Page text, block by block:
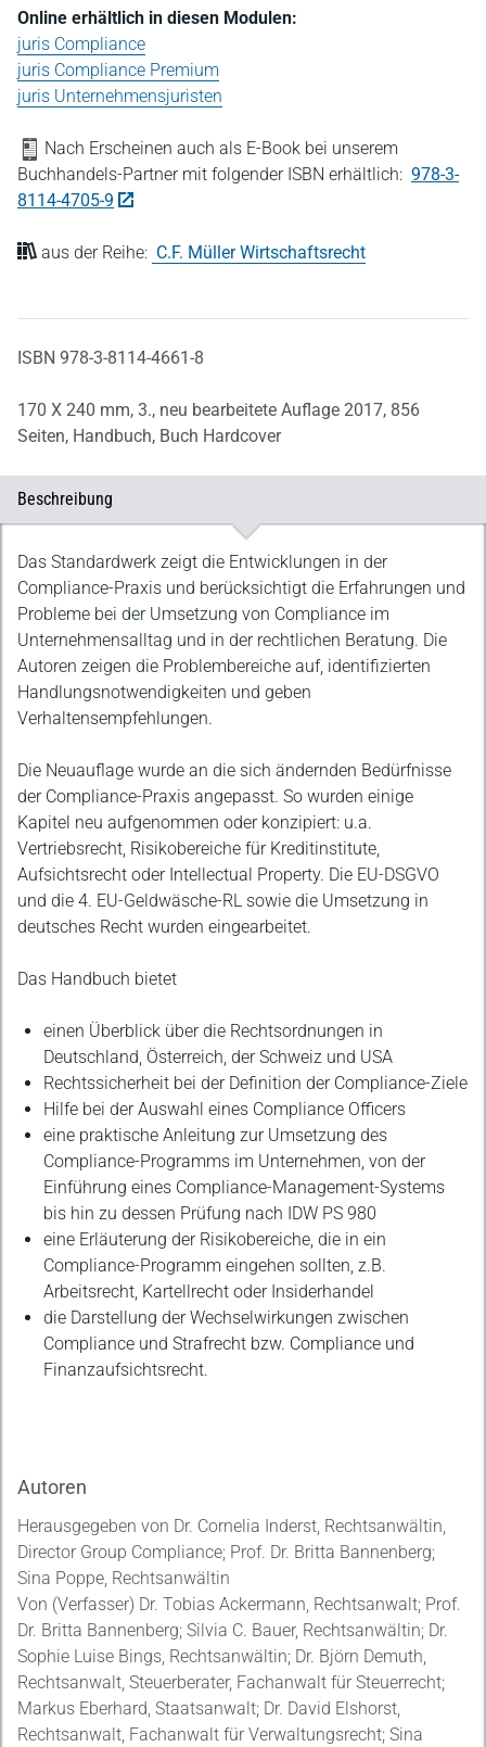
Online erhältlich in diesen Modulen:
juris Compliance
juris Compliance Premium
juris Unternehmensjuristen
Nach Erscheinen auch als E-Book bei unserem
Buchhandels-Partner mit folgender ISBN erhältlich: 978-3-
8114-4705-9
aus der Reihe: C.F. Müller Wirtschaftsrecht
ISBN 978-3-8114-4661-8
170 X 240 mm, 3., neu bearbeitete Auflage 2017, 856
Seiten, Handbuch, Buch Hardcover
Beschreibung
Beschreibung
Das Standardwerk zeigt die Entwicklungen in der
Compliance-Praxis und berücksichtigt die Erfahrungen und
Probleme bei der Umsetzung von Compliance im
Unternehmensalltag und in der rechtlichen Beratung. Die
Autoren zeigen die Problembereiche auf, identifizierten
Handlungsnotwendigkeiten und geben
Verhaltensempfehlungen.
Die Neuauflage wurde an die sich ändernden Bedürfnisse
der Compliance-Praxis angepasst. So wurden einige
Kapitel neu aufgenommen oder konzipiert: u.a.
Vertriebsrecht, Risikobereiche für Kreditinstitute,
Aufsichtsrecht oder Intellectual Property. Die EU-DSGVO
und die 4. EU-Geldwäsche-RL sowie die Umsetzung in
deutsches Recht wurden eingearbeitet.
Das Handbuch bietet
einen Überblick über die Rechtsordnungen in
Deutschland, Österreich, der Schweiz und USA
Rechtssicherheit bei der Definition der Compliance-Ziele
Hilfe bei der Auswahl eines Compliance Officers
eine praktische Anleitung zur Umsetzung des
Compliance-Programms im Unternehmen, von der
Einführung eines Compliance-Management-Systems
bis hin zu dessen Prüfung nach IDW PS 980
eine Erläuterung der Risikobereiche, die in ein
Compliance-Programm eingehen sollten, z.B.
Arbeitsrecht, Kartellrecht oder Insiderhandel
die Darstellung der Wechselwirkungen zwischen
Compliance und Strafrecht bzw. Compliance und
Finanzaufsichtsrecht.
Autoren
Herausgegeben von Dr. Cornelia Inderst, Rechtsanwältin,
Director Group Compliance; Prof. Dr. Britta Bannenberg;
Sina Poppe, Rechtsanwältin
Von (Verfasser) Dr. Tobias Ackermann, Rechtsanwalt; Prof.
Dr. Britta Bannenberg; Silvia C. Bauer, Rechtsanwältin; Dr.
Sophie Luise Bings, Rechtsanwältin; Dr. Björn Demuth,
Rechtsanwalt, Steuerberater, Fachanwalt für Steuerrecht;
Markus Eberhard, Staatsanwalt; Dr. David Elshorst,
Rechtsanwalt, Fachanwalt für Verwaltungsrecht; Sina